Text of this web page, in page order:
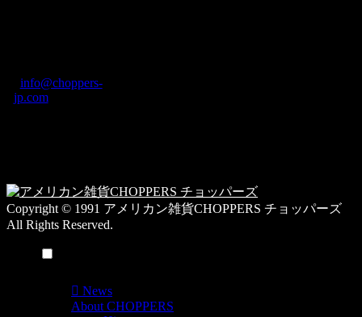
テ
ゴ
info@choppers-
jp.com
Copyright © 1991 アメリカン雑貨CHOPPERS チョッパーズ
All Rights Reserved.
News
About CHOPPERS